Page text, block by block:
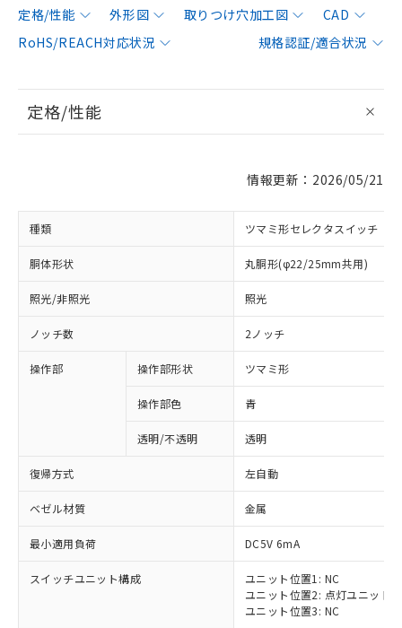
定格/性能 外形図 取りつけ穴加工図
CAD
RoHS/REACH対応状況
規格認証/適合状況
定格/性能
情報更新：2026/05/21
種類 ツマミ形セレクタスイッチ
胴体形状 丸胴形(φ22/25mm共用)
照光/非照光 照光
ノッチ数 2ノッチ
操作部 操作部形状 ツマミ形
操作部色 青
透明/不透明 透明
復帰方式 左自動
ベゼル材質 金属
最小適用負荷 DC5V 6mA
スイッチユニット構成
ユニット位置1: NC
ユニット位置2: 点灯ユニット
ユニット位置3: NC